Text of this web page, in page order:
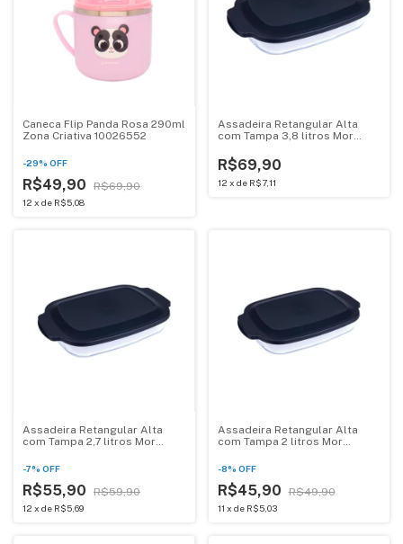
Caneca Flip Panda Rosa 290ml
Zona Criativa 10026552
-29% OFF
R$49,90 R$69,90
12 x de R$5,08
Assadeira Retangular Alta
com Tampa 3,8 litros Mor
R$69,90
12 x de R$7,11
Assadeira Retangular Alta
com Tampa 2,7 litros Mor
-7% OFF
R$55,90 R$59,90
12 x de R$5,69
Assadeira Retangular Alta
com Tampa 2 litros Mor
-8% OFF
R$45,90 R$49,90
11 x de R$5,03